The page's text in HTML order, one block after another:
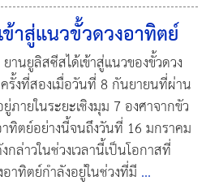
าสู่แนวขั้วดวงอาทิตย์
านยูลิสซีสได้เข้าสู่แนวของขั้วดวง
รั้งที่สองเมื่อวันที่ 8 กันยายนที่ผ่าน
ภายในระยะเชิงมุม 7 องศาจากขัว
ทิตย์อย่างนี้จนถึงวันที่ 16 มกราคม
ล่าวในช่วงเวลานี้เป็นโอกาสที่
าทิตย์กำลังอยู่ในช่วงที่มี ...